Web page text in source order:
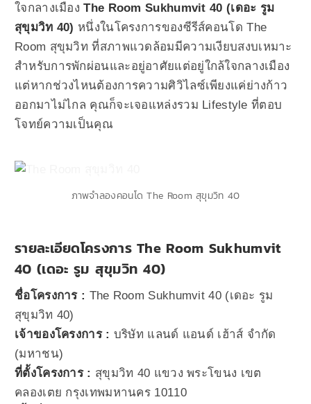
ใจกลางเมือง The Room Sukhumvit 40 (เดอะ รูม
สุขุมวิท 40) หนึ่งในโครงการของซีรีส์คอนโด The
Room สุขุมวิทที่สภาพแวดล้อมมีความเงียบสงบเหมาะ
สำหรับการพักผ่อนและอยู่อาศัยแต่อยู่ใกล้ใจกลางเมือง
แต่หากช่วงไหนต้องการความศิวิไลซ์เพียงแค่ย่างก้าว
ออกมาไม่ไกล คุณก็จะเจอแหล่งรวม Lifestyle ที่ตอบ
โจทย์ความเป็นคุณ
ภาพจำลองคอนโด The Room สุขุมวิท 40
รายละเอียดโครงการ The Room Sukhumvit
40 (เดอะ รูม สุขุมวิท 40)
ชื่อโครงการ : The Room Sukhumvit 40 (เดอะ รูม
สุขุมวิท 40)
เจ้าของโครงการ : บริษัท แลนด์ แอนด์ เฮ้าส์ จำกัด
(มหาชน)
ที่ตั้งโครงการ : สุขุมวิท 40 แขวง พระโขนง เขต
คลองเตย กรุงเทพมหานคร 10110